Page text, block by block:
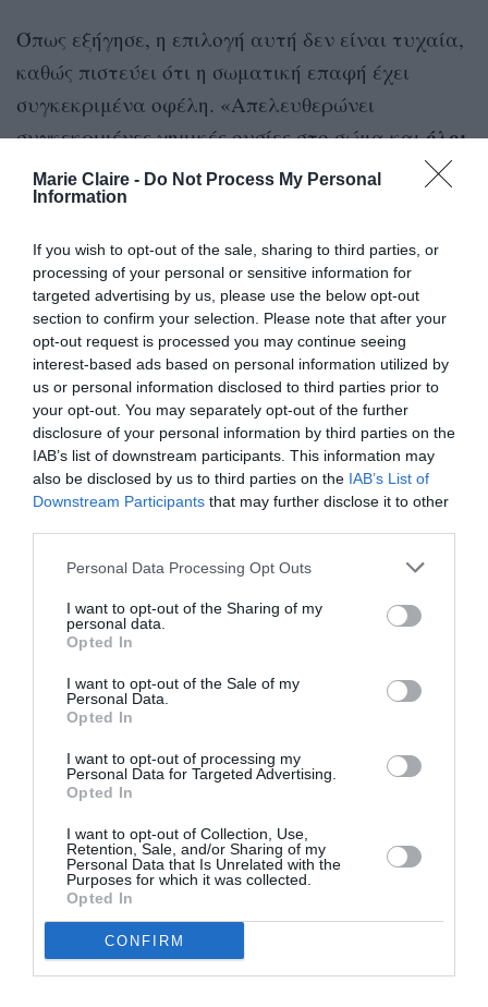
Marie Claire - Do Not Process My Personal
Information
If you wish to opt-out of the sale, sharing to third parties, or
processing of your personal or sensitive information for
targeted advertising by us, please use the below opt-out
section to confirm your selection. Please note that after your
opt-out request is processed you may continue seeing
interest-based ads based on personal information utilized by
us or personal information disclosed to third parties prior to
your opt-out. You may separately opt-out of the further
disclosure of your personal information by third parties on the
IAB’s list of downstream participants. This information may
also be disclosed by us to third parties on the IAB’s List of
Downstream Participants that may further disclose it to other
Personal Data Processing Opt Outs
I want to opt-out of the Sharing of my
personal data.
Opted In
I want to opt-out of the Sale of my
Personal Data.
Opted In
I want to opt-out of processing my
Personal Data for Targeted Advertising.
Opted In
I want to opt-out of Collection, Use,
Retention, Sale, and/or Sharing of my
Personal Data that Is Unrelated with the
Purposes for which it was collected.
Opted In
CONFIRM
Όπως εξήγησε, η επιλογή αυτή δεν είναι τυχαία,
καθώς πιστεύει ότι η σωματική επαφή έχει
συγκεκριμένα οφέλη. «Απελευθερώνει
συγκεκριμένες χημικές ουσίες στο σώμα καιόλοι
χρειαζόμαστε μια αγκαλιά περίπου δύο
λεπτώντην ημέρα. Το ξέρατε;», σημείωσε.
ΗNicole Kidman, η οποία έχει αποκτήσει τις δύο
κόρες της με τον Keith Urban, αναφέρθηκε και
στη σχέση που έχουν αναπτύξει μεταξύ τους,
τονίζοντας: «Είμαστε πολύ δεμένες, οι τρεις
μας, μιλάμε για τα πάντα».
Παράλληλα, μίλησε για τον τρόπο με τον οποίο
διαχειρίζεται την επικοινωνία μαζί τους στην
καθημερινότητα. «Σημαίνει να κάθεσαι στην
άκρη του κρεβατιού τους, όταν σου λένε “έλα
εδώ, κάτσε”.Και πας, ενώ είσαι κουρασμένη,
κάθεσαι και ακούς», είπε.
Όπως πρόσθεσε, προσπαθεί να διαχωρίζει το
πότε χρειάζεται να δώσει συμβουλή και πότε
απλώς να ακούσει. «
σου δώσω συμβουλή τώρα ή απλά να
ξεσπάσεις;”
». Η απάντηση, σύμφωνα με την
ίδια, είναι συνήθως αρνητική: «Συνήθως μου
λένε όχι συμβουλές. Το 90% των περιπτώσεων».
ADVERTISEMENT - CONTINUE READING BELOW